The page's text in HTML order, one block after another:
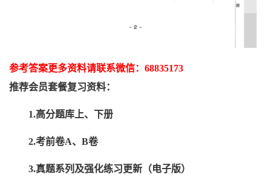
参考答案更多资料请联系微信： 68835173
推荐会员套餐复习资料：
1.高分题库上、下册
2.考前卷A、B卷
3.真题系列及强化练习更新（电子版）